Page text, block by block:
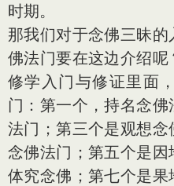
时期。
那我们对于念佛三昧
佛法门要在这边介绍
修学入门与修证里面
门：第一个，持名念
法门；第三个是观想
念佛法门；第五个是
体究念佛；第七个是